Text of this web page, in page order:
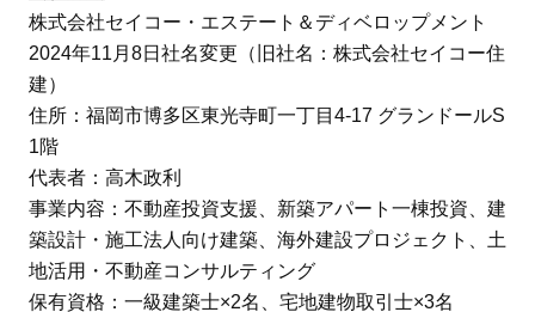
株式会社セイコー・エステート＆ディベロップメント
2024年11月8日社名変更（旧社名：株式会社セイコー住
建）
住所：福岡市博多区東光寺町一丁目4-17 グランドールS
1階
代表者：高木政利
事業内容：不動産投資支援、新築アパート一棟投資、建
築設計・施工法人向け建築、海外建設プロジェクト、土
地活用・不動産コンサルティング
保有資格：一級建築士×2名、宅地建物取引士×3名